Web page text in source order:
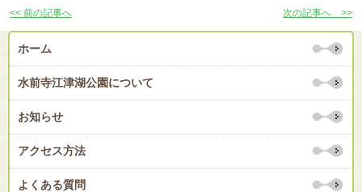
<< 前の記事へ 次の記事へ >>
ホーム
水前寺江津湖公園について
お知らせ
アクセス方法
よくある質問